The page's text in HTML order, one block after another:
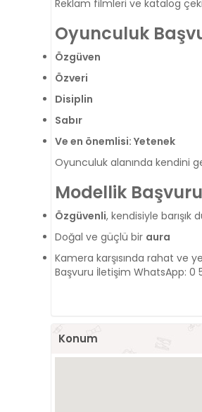
Reklam filmleri ve katalog
Oyunculuk
Özgüven
Özveri
Disiplin
Sabır
Ve en önemlisi: Yetenek
Oyunculuk alanında kendini
Modellik
Özgüvenli, kendisiyle barışık
Doğal ve güçlü bir aura
Kamera karşısında rahat ve
Başvuru İletişim WhatsApp: 0
Konum